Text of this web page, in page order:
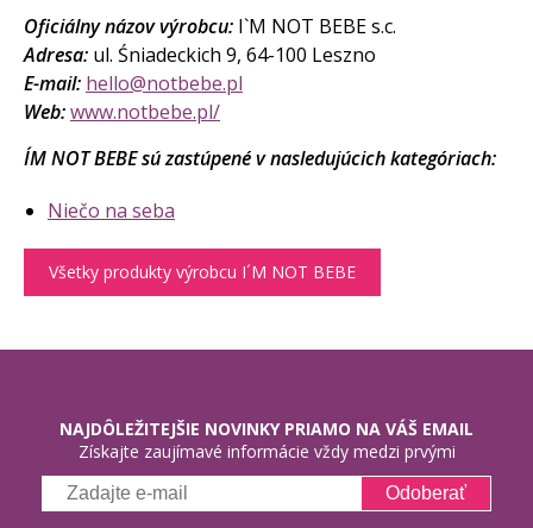
Oficiálny názov výrobcu: I`M NOT BEBE s.c.
Adresa: ul. Śniadeckich 9, 64-100 Leszno
E-mail: hello@notbebe.pl
Web:www.notbebe.pl/
I´M NOT BEBE sú zastúpené v nasledujúcich kategóriach:
Niečo na seba
Všetky produkty výrobcu I´M NOT BEBE
NAJDÔLEŽITEJŠIE NOVINKY PRIAMO NA VÁŠ EMAIL
Získajte zaujímavé informácie vždy medzi prvými
Odoberať